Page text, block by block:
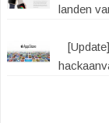
landen